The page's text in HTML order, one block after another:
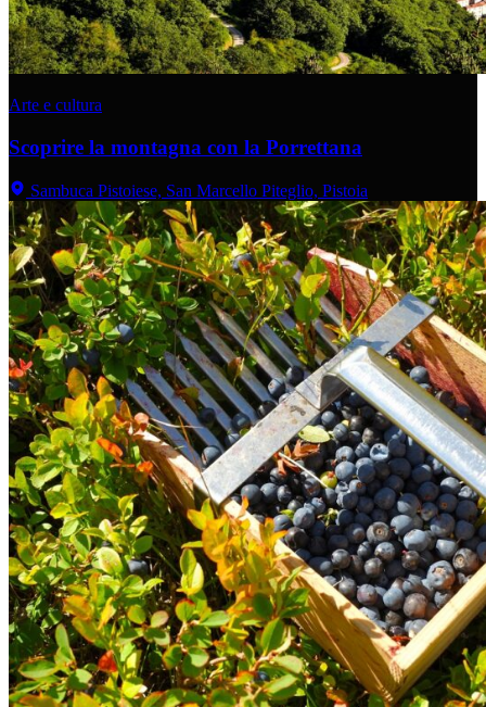
Arte e cultura
Scoprire la montagna con la Porrettana
Sambuca Pistoiese, San Marcello Piteglio, Pistoia